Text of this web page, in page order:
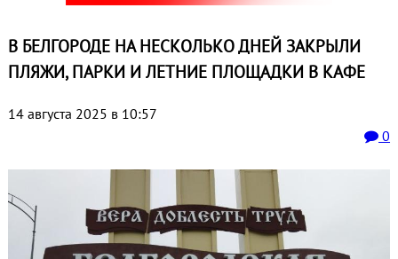
В БЕЛГОРОДЕ НА НЕСКОЛЬКО ДНЕЙ ЗАКРЫЛИ
ПЛЯЖИ, ПАРКИ И ЛЕТНИЕ ПЛОЩАДКИ В КАФЕ
14 августа 2025 в 10:57
0